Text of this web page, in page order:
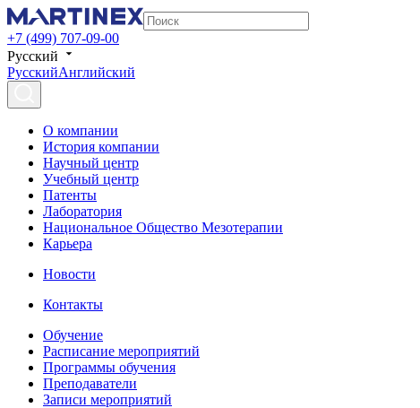
+7 (499) 707-09-00
Русский
РусскийАнглийский
О компании
История компании
Научный центр
Учебный центр
Патенты
Лаборатория
Национальное Общество Мезотерапии
Карьера
Новости
Контакты
Обучение
Расписание мероприятий
Программы обучения
Преподаватели
Записи мероприятий